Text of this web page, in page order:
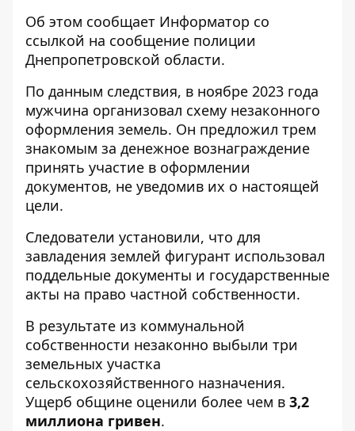
Об этом сообщает Информатор со
ссылкой на сообщение полиции
Днепропетровской области.
По данным следствия, в ноябре 2023 года
мужчина организовал схему незаконного
оформления земель. Он предложил трем
знакомым за денежное вознаграждение
принять участие в оформлении
документов, не уведомив их о настоящей
цели.
Следователи установили, что для
завладения землей фигурант использовал
поддельные документы и государственные
акты на право частной собственности.
В результате из коммунальной
собственности незаконно выбыли три
земельных участка
сельскохозяйственного назначения.
Ущерб общине оценили более чем в 3,2
миллиона гривен.